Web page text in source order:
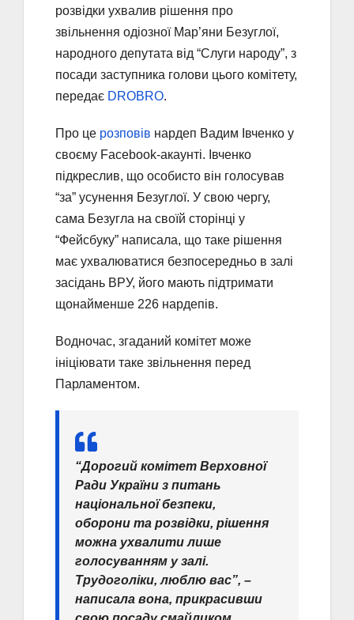
розвідки ухвалив рішення про
звільнення одіозної Мар’яни Безуглої,
народного депутата від “Слуги народу”, з
посади заступника голови цього комітету,
передає DROBRO.
Про це розповів нардеп Вадим Івченко у
своєму Facebook-акаунті. Івченко
підкреслив, що особисто він голосував
“за” усунення Безуглої. У свою чергу,
сама Безугла на своїй сторінці у
“Фейсбуку” написала, що таке рішення
має ухвалюватися безпосередньо в залі
засідань ВРУ, його мають підтримати
щонайменше 226 нардепів.
Водночас, згаданий комітет може
ініціювати таке звільнення перед
Парламентом.
“Дорогий комітет Верховної
Ради України з питань
національної безпеки,
оборони та розвідки, рішення
можна ухвалити лише
голосуванням у залі.
Трудоголіки, люблю вас”, –
написала вона, прикрасивши